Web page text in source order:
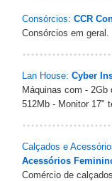
Consórcios: CCR
Consórcios em geral.
Lan House: Cyber
Máquinas com -
512Mb - Monitor 17"
Calçados e
Acessórios
Comércio de